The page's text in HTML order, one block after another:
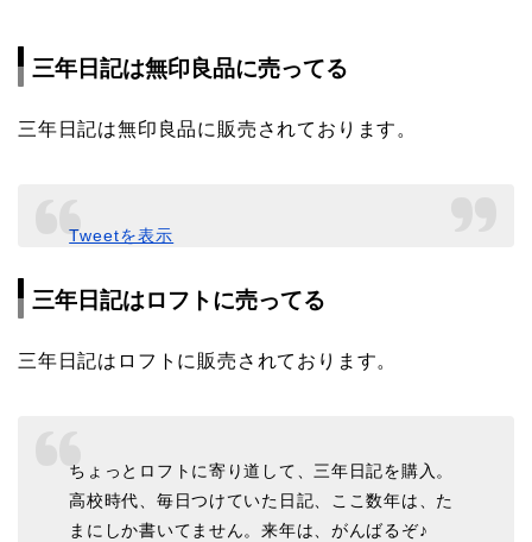
三年日記は無印良品に売ってる
三年日記は無印良品に販売されております。
Tweetを表示
三年日記はロフトに売ってる
三年日記はロフトに販売されております。
ちょっとロフトに寄り道して、三年日記を購入。
高校時代、毎日つけていた日記、ここ数年は、た
まにしか書いてません。来年は、がんばるぞ♪